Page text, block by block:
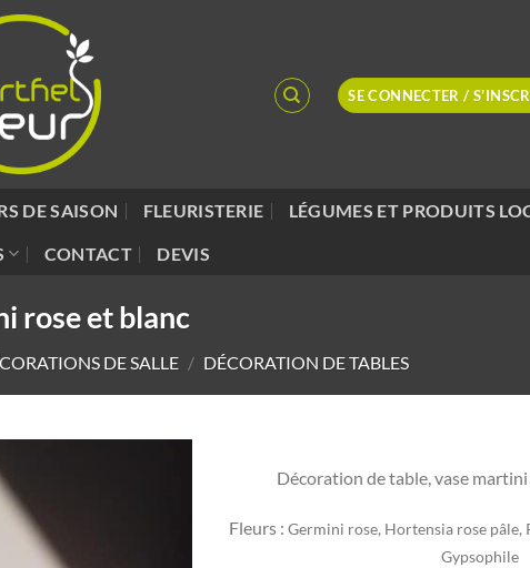
SE CONNECTER /
DE SAISON FLEURISTERIE LÉGUMES ET PRODUITS
CONTACT DEVIS
rose et blanc
DE SALLE / DÉCORATION DE TABLES
Décoration de table, vase
Fleurs : Germini rose, Hortensia rose pâle,
Gypsophile